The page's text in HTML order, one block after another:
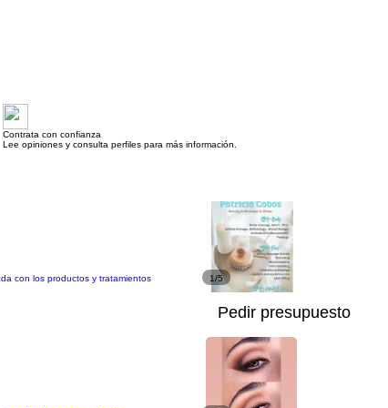
Contrata con confianza
Lee opiniones y consulta perfiles para más información.
con los productos y tratamientos
1/5
Pedir presupuesto